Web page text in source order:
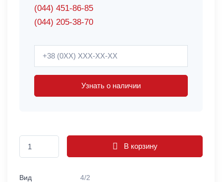
(044) 451-86-85
(044) 205-38-70
Узнать о наличии
В корзину
Вид 4/2